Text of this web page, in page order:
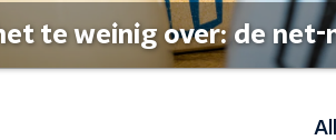
te weinig over: de